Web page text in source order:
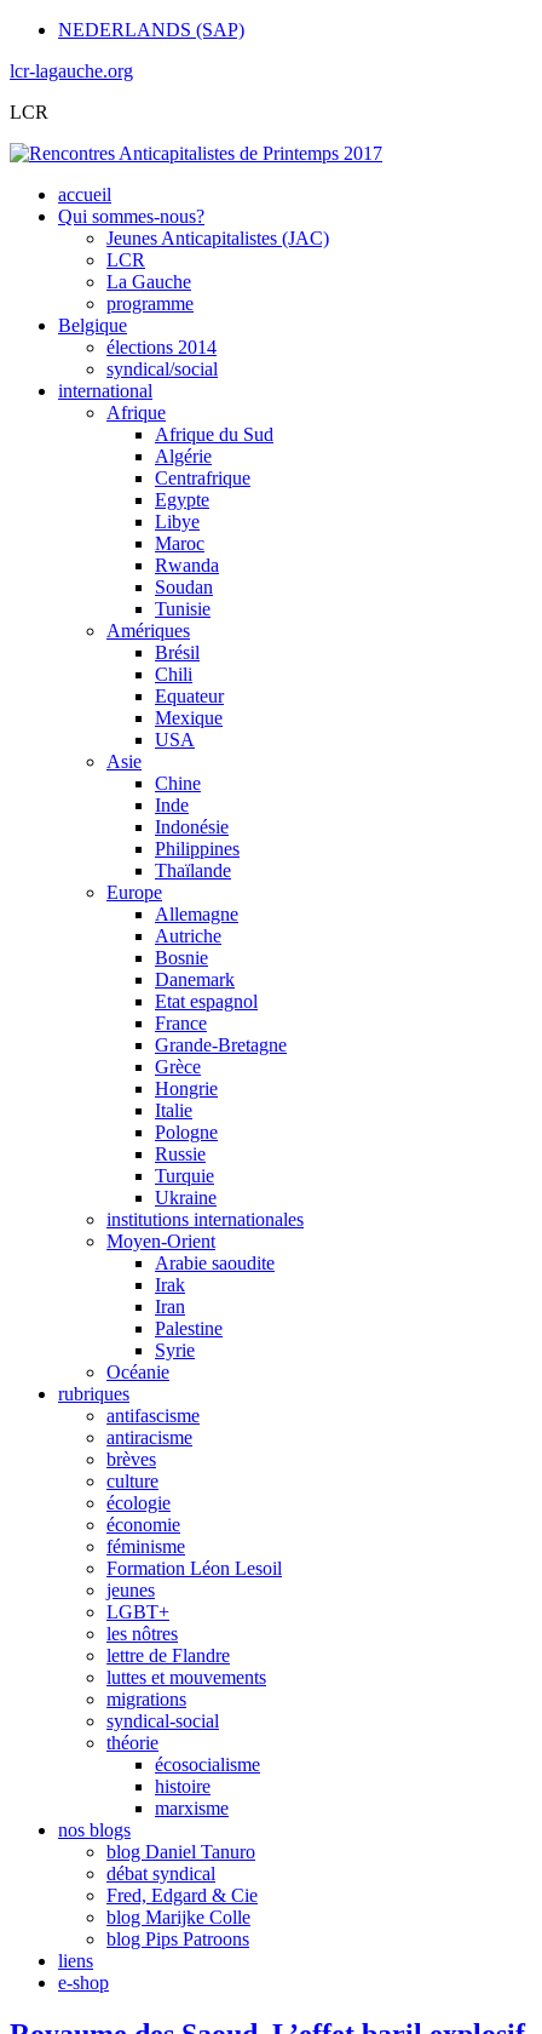
NEDERLANDS (SAP)
lcr-lagauche.org
LCR
accueil
Qui sommes-nous?
Jeunes Anticapitalistes (JAC)
LCR
La Gauche
programme
Belgique
élections 2014
syndical/social
international
Afrique
Afrique du Sud
Algérie
Centrafrique
Egypte
Libye
Maroc
Rwanda
Soudan
Tunisie
Amériques
Brésil
Chili
Equateur
Mexique
USA
Asie
Chine
Inde
Indonésie
Philippines
Thaïlande
Europe
Allemagne
Autriche
Bosnie
Danemark
Etat espagnol
France
Grande-Bretagne
Grèce
Hongrie
Italie
Pologne
Russie
Turquie
Ukraine
institutions internationales
Moyen-Orient
Arabie saoudite
Irak
Iran
Palestine
Syrie
Océanie
rubriques
antifascisme
antiracisme
brèves
culture
écologie
économie
féminisme
Formation Léon Lesoil
jeunes
LGBT+
les nôtres
lettre de Flandre
luttes et mouvements
migrations
syndical-social
théorie
écosocialisme
histoire
marxisme
nos blogs
blog Daniel Tanuro
débat syndical
Fred, Edgard & Cie
blog Marijke Colle
blog Pips Patroons
liens
e-shop